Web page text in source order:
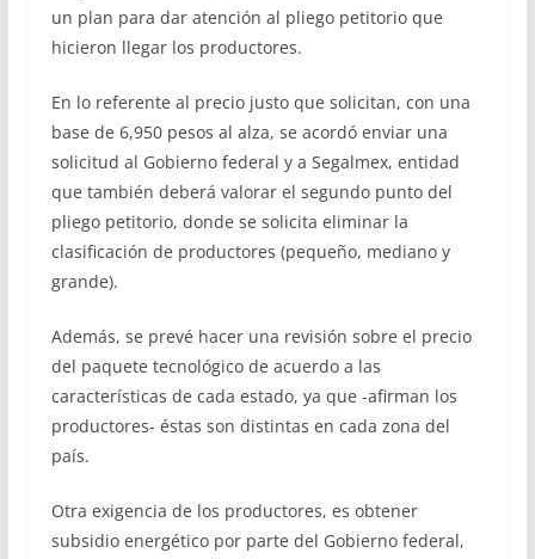
un plan para dar atención al pliego petitorio que
hicieron llegar los productores.
En lo referente al precio justo que solicitan, con una
base de 6,950 pesos al alza, se acordó enviar una
solicitud al Gobierno federal y a Segalmex, entidad
que también deberá valorar el segundo punto del
pliego petitorio, donde se solicita eliminar la
clasificación de productores (pequeño, mediano y
grande).
Además, se prevé hacer una revisión sobre el precio
del paquete tecnológico de acuerdo a las
características de cada estado, ya que -afirman los
productores- éstas son distintas en cada zona del
país.
Otra exigencia de los productores, es obtener
subsidio energético por parte del Gobierno federal,